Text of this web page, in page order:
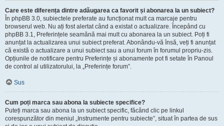
Care este diferența dintre adăugarea ca favorit și abonarea la un subiect?
În phpBB 3.0, subiectele preferate au funcționat mult ca marcaje pentru
browserul web. Nu ați fost alertat când a existat o actualizare. Începând cu
phpBB 3.1, Preferințele seamănă mai mult cu abonarea la un subiect. Poți fi
anunțat la actualizarea unui subiect preferat. Abonându-vă însă, veți fi anunțat
că există o actualizare a unui subiect sau a unui forum în forumul propriu-zis.
Opțiunile de notificare pentru Preferințe și abonamente pot fi setate în Panoul
de control al utilizatorului, la „Preferințe forum”.
Sus
Cum poți marca sau abona la subiecte specifice?
Puteți marca sau abona la un subiect specific, făcând clic pe linkul
corespunzător din meniul „Instrumente pentru subiecte”, situat în partea de sus